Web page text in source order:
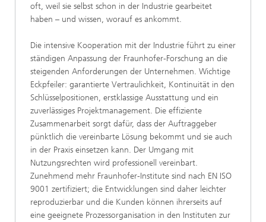
oft, weil sie selbst schon in der Industrie gearbeitet
haben – und wissen, worauf es ankommt.
Die intensive Kooperation mit der Industrie führt zu einer
ständigen Anpassung der Fraunhofer-Forschung an die
steigenden Anforderungen der Unternehmen. Wichtige
Eckpfeiler: garantierte Vertraulichkeit, Kontinuität in den
Schlüsselpositionen, erstklassige Ausstattung und ein
zuverlässiges Projektmanagement. Die effiziente
Zusammenarbeit sorgt dafür, dass der Auftraggeber
pünktlich die vereinbarte Lösung bekommt und sie auch
in der Praxis einsetzen kann. Der Umgang mit
Nutzungsrechten wird professionell vereinbart.
Zunehmend mehr Fraunhofer-Institute sind nach EN ISO
9001 zertifiziert; die Entwicklungen sind daher leichter
reproduzierbar und die Kunden können ihrerseits auf
eine geeignete Prozessorganisation in den Instituten zur